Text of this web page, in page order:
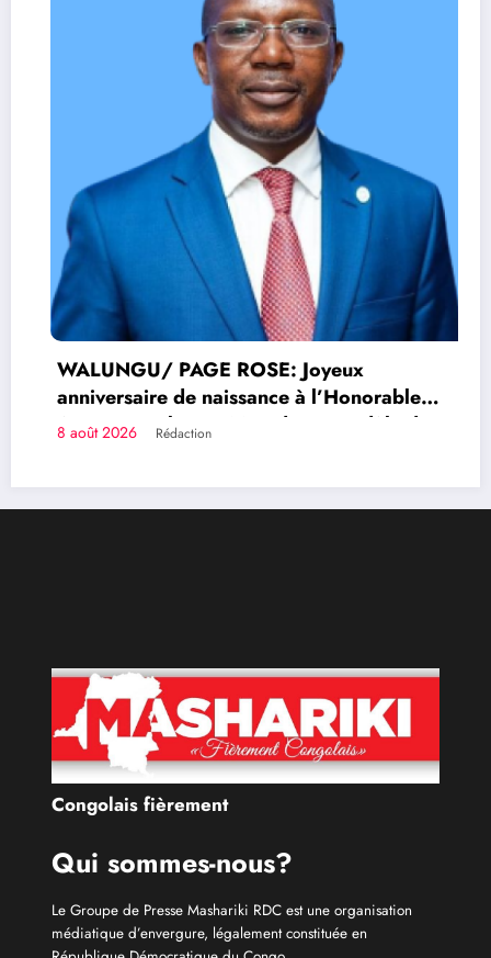
WALUNGU/ PAGE ROSE: Joyeux
anniversaire de naissance à l’Honorable
Amato Bayubasire Mirindi, un modèle de
8 août 2026 Rédaction
Congolais fièrement
Qui sommes-nous?
Le Groupe de Presse Mashariki RDC est une organisation
médiatique d’envergure, légalement constituée en